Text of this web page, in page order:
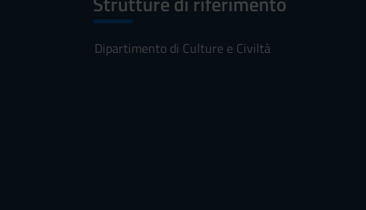
Dipartimento di Culture e Civiltà